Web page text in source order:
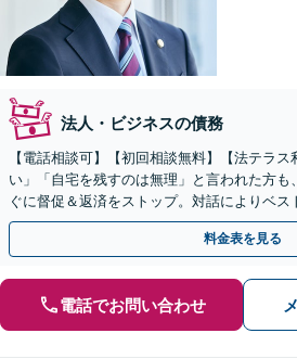
法人・ビジネスの債務
【電話相談可】【初回相談無料】【法テラ
い」「自宅を残すのは無理」と言われた方も
ぐに督促＆返済をストップ。対話によりベス
ます。法人破産も実績多数【完全個室】【大
料金表を見る
電話でお問い合わせ